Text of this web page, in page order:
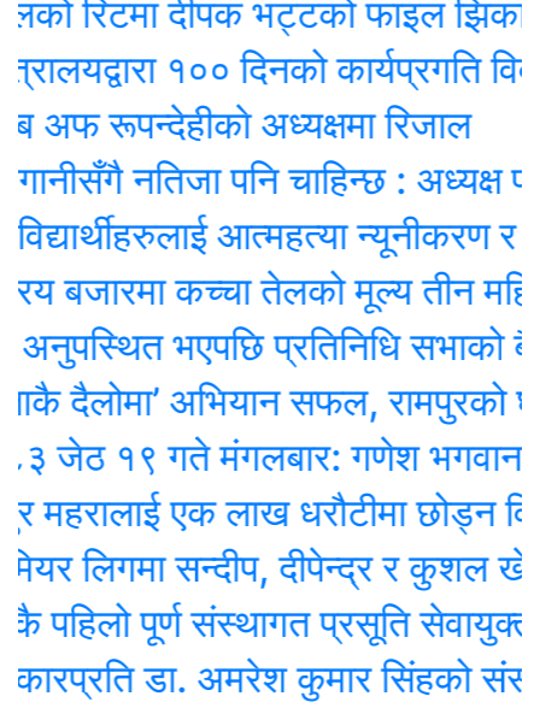
रिटमा दीपक भट्टको फाइल
१०० दिनको कार्यप्रगति
रूपन्देहीकाे अध्यक्षमा रिजाल
नतिजा पनि चाहिन्छ : अध्यक्ष प्रेम
आत्महत्या न्यूनीकरण र
बजारमा कच्चा तेलको मूल्य तीन
भएपछि प्रतिनिधि सभाको
अभियान सफल, रामपुरको
१९ गते मंगलबार: गणेश भगवानकाे
एक लाख धरौटीमा छोड्न
लिगमा सन्दीप, दीपेन्द्र र कुशल खेल्ने
पूर्ण संस्थागत प्रसूति सेवायुक्त
डा. अमरेश कुमार सिंहको संसदमा